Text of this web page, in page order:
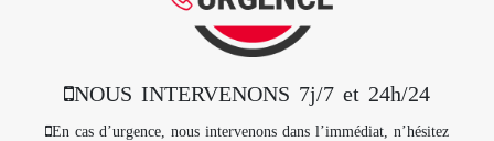
NOUS INTERVENONS 7j/7 et 24h/24
En cas d’urgence, nous intervenons dans l’immédiat, n’hésitez